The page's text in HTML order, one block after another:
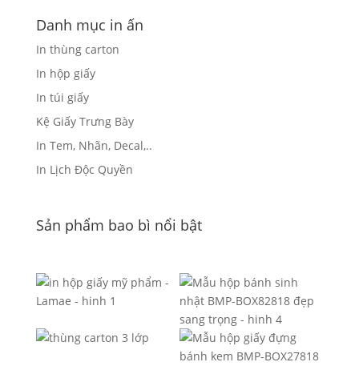
Danh mục in ấn
In thùng carton
In hộp giấy
In túi giấy
Kệ Giấy Trưng Bày
In Tem, Nhãn, Decal,..
In Lịch Độc Quyền
Sản phẩm bao bì nổi bật